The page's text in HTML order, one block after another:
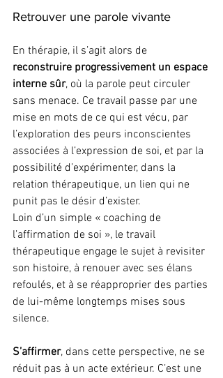
Retrouver une parole vivante
En thérapie, il s’agit alors de
reconstruire progressivement un espace
interne sûr, où la parole peut circuler
sans menace. Ce travail passe par une
mise en mots de ce qui est vécu, par
l’exploration des peurs inconscientes
associées à l’expression de soi, et par la
possibilité d’expérimenter, dans la
relation thérapeutique, un lien qui ne
punit pas le désir d’exister.
Loin d’un simple « coaching de
l’affirmation de soi », le travail
thérapeutique engage le sujet à revisiter
son histoire, à renouer avec ses élans
refoulés, et à se réapproprier des parties
de lui-même longtemps mises sous
silence.
S’affirmer, dans cette perspective, ne se
réduit pas à un acte extérieur. C’est une